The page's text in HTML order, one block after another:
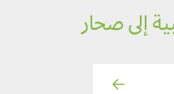
إلى صحار